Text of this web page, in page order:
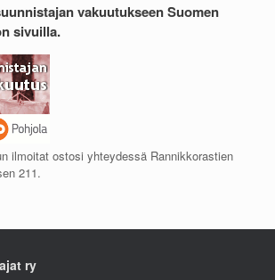
vakuutukseen Suomen
sivuilla.
ilmoitat ostosi yhteydessä Rannikkorastien
211.
ry